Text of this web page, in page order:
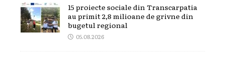
15 proiecte sociale din Transcarpatia
au primit 2,8 milioane de grivne din
bugetul regional
05.08.2026